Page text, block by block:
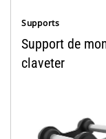
Supports
Support de
claveter